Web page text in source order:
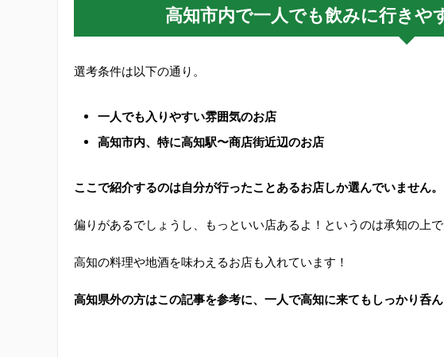
高知市内で一人でも飲みに行きや
選考条件は以下の通り。
一人でも入りやすい雰囲気のお店
高知市内、特に高知駅〜商店街近辺のお店
ここで紹介するのは自分が行ったことあるお店しか選んでいません。
偏りがあるでしょうし、もっといい店あるよ！というのは承知の上で
高知の料理や地酒を味わえるお店も入れています！
高知県外の方はこの記事を参考に、一人で高知に来てもしっかり呑